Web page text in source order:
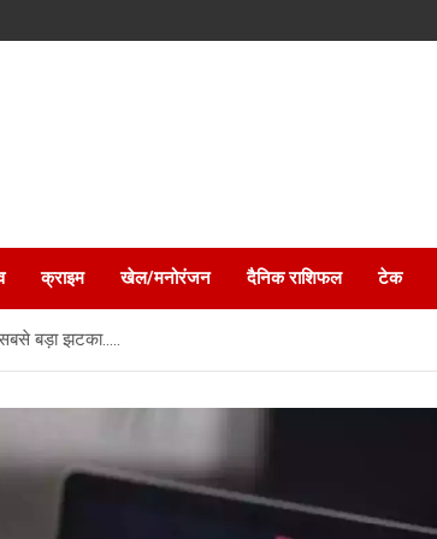
क्राइम खेल/मनोरंजन दैनिक राशिफल टेक
सबसे बड़ा झटका…..